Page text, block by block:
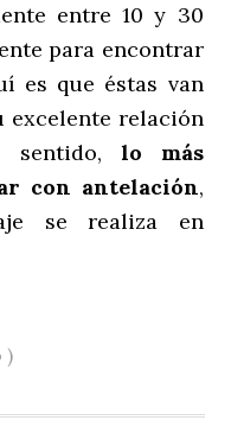
entre 10 y 30
para encontrar
es que éstas van
excelente relación
sentido, lo más
con antelación,
se realiza en
)